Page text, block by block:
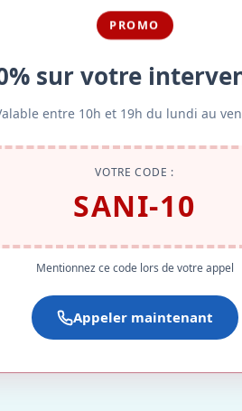
PROMO
sur votre
entre 10h et 19h du lundi au
VOTRE CODE :
SANI-10
Mentionnez ce code lors de votre appel
Appeler maintenant